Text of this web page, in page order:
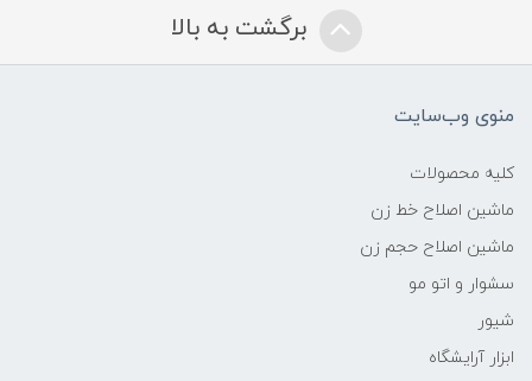
برگشت به بالا
منوی وب‌سایت
کلیه محصولات
ماشین اصلاح خط زن
ماشین اصلاح حجم زن
سشوار و اتو مو
شیور
ابزار آرایشگاه